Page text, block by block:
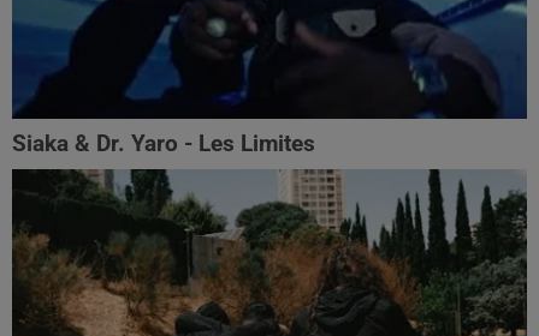
Siaka & Dr. Yaro - Les Limites